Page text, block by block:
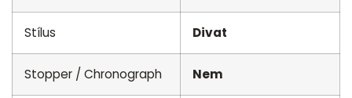
Stílus Divat
Stopper / Chronograph Nem